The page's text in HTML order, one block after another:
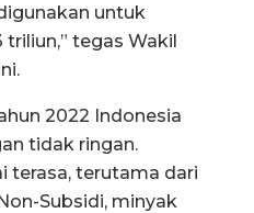
untuk
triliun,” tegas Wakil
2022 Indonesia
tidak ringan.
terasa, terutama dari
Subsidi, minyak